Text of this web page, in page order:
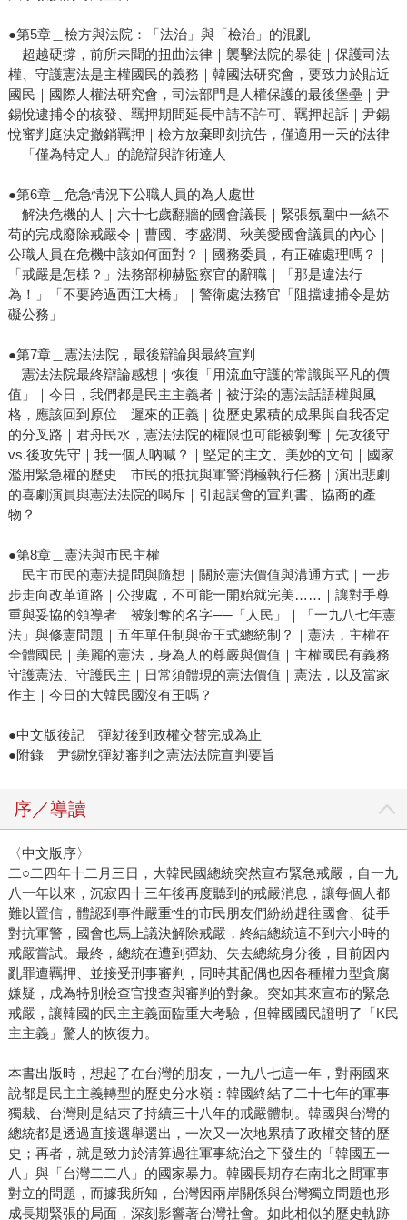
●第5章＿檢方與法院：「法治」與「檢治」的混亂
｜超越硬撐，前所未聞的扭曲法律｜襲擊法院的暴徒｜保護司法
權、守護憲法是主權國民的義務｜韓國法研究會，要致力於貼近
國民｜國際人權法研究會，司法部門是人權保護的最後堡壘｜尹
錫悅逮捕令的核發、羈押期間延長申請不許可、羈押起訴｜尹錫
悅審判庭決定撤銷羈押｜檢方放棄即刻抗告，僅適用一天的法律
｜「僅為特定人」的詭辯與詐術達人
●第6章＿危急情況下公職人員的為人處世
｜解決危機的人｜六十七歲翻牆的國會議長｜緊張氛圍中一絲不
苟的完成廢除戒嚴令｜曹國、李盛潤、秋美愛國會議員的內心｜
公職人員在危機中該如何面對？｜國務委員，有正確處理嗎？｜
「戒嚴是怎樣？」法務部柳赫監察官的辭職｜「那是違法行
為！」「不要跨過西江大橋」｜警衛處法務官「阻擋逮捕令是妨
礙公務」
●第7章＿憲法法院，最後辯論與最終宣判
｜憲法法院最終辯論感想｜恢復「用流血守護的常識與平凡的價
值」｜今日，我們都是民主主義者｜被汙染的憲法話語權與風
格，應該回到原位｜遲來的正義｜從歷史累積的成果與自我否定
的分叉路｜君舟民水，憲法法院的權限也可能被剝奪｜先攻後守
vs.後攻先守｜我一個人吶喊？｜堅定的主文、美妙的文句｜國家
濫用緊急權的歷史｜市民的抵抗與軍警消極執行任務｜演出悲劇
的喜劇演員與憲法法院的喝斥｜引起誤會的宣判書、協商的產
物？
●第8章＿憲法與市民主權
｜民主市民的憲法提問與隨想｜關於憲法價值與溝通方式｜一步
步走向改革道路｜公搜處，不可能一開始就完美……｜讓對手尊
重與妥協的領導者｜被剝奪的名字──「人民」｜「一九八七年憲
法」與修憲問題｜五年單任制與帝王式總統制？｜憲法，主權在
全體國民｜美麗的憲法，身為人的尊嚴與價值｜主權國民有義務
守護憲法、守護民主｜日常須體現的憲法價值｜憲法，以及當家
作主｜今日的大韓民國沒有王嗎？
●中文版後記＿彈劾後到政權交替完成為止
●附錄＿尹錫悅彈劾審判之憲法法院宣判要旨
序／導讀
〈中文版序〉
二○二四年十二月三日，大韓民國總統突然宣布緊急戒嚴，自一九
八一年以來，沉寂四十三年後再度聽到的戒嚴消息，讓每個人都
難以置信，體認到事件嚴重性的市民朋友們紛紛趕往國會、徒手
對抗軍警，國會也馬上議決解除戒嚴，終結總統這不到六小時的
戒嚴嘗試。最終，總統在遭到彈劾、失去總統身分後，目前因內
亂罪遭羈押、並接受刑事審判，同時其配偶也因各種權力型貪腐
嫌疑，成為特別檢查官搜查與審判的對象。突如其來宣布的緊急
戒嚴，讓韓國的民主主義面臨重大考驗，但韓國國民證明了「K民
主主義」驚人的恢復力。
本書出版時，想起了在台灣的朋友，一九八七這一年，對兩國來
說都是民主主義轉型的歷史分水嶺：韓國終結了二十七年的軍事
獨裁、台灣則是結束了持續三十八年的戒嚴體制。韓國與台灣的
總統都是透過直接選舉選出，一次又一次地累積了政權交替的歷
史；再者，就是致力於清算過往軍事統治之下發生的「韓國五一
八」與「台灣二二八」的國家暴力。韓國長期存在南北之間軍事
對立的問題，而據我所知，台灣因兩岸關係與台灣獨立問題也形
成長期緊張的局面，深刻影響著台灣社會。如此相似的歷史軌跡